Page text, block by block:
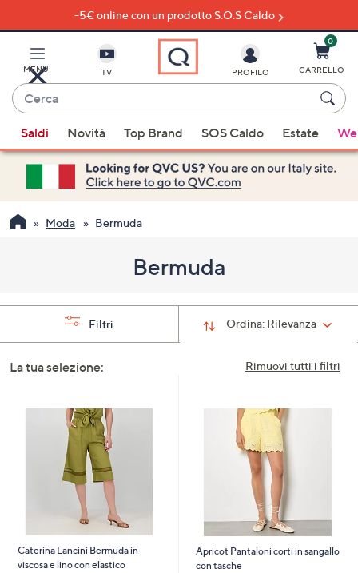
al
principale
-5€ online con un prodotto S.O.S Caldo
MENU TV
Cerca
sono
disponibili
suggerimenti,
usa
i
a
consultarli.
PROFILO
0
CARRELLO
Saldi Novità Top Brand SOS Caldo Estate
Moda Bermuda
Bermuda
Ordina: Rilevanza
Filtri
Rimuovi tutti i filtri
La tua selezione:
Caterina Lancini Bermuda in
viscosa e lino con elastico
Apricot Pantaloni corti in sangallo
con tasche